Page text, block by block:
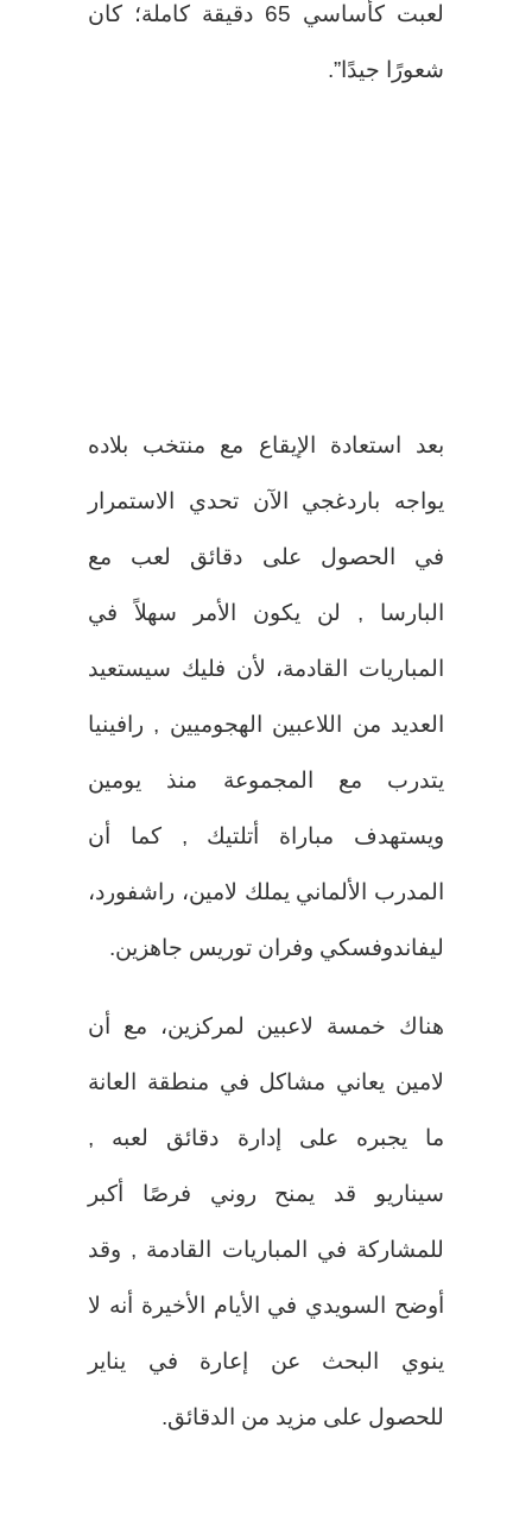
لعبت كأساسي 65 دقيقة كاملة؛ كان
شعورًا جيدًا”.
بعد استعادة الإيقاع مع منتخب بلاده
يواجه باردغجي الآن تحدي الاستمرار
في الحصول على دقائق لعب مع
البارسا , لن يكون الأمر سهلاً في
المباريات القادمة، لأن فليك سيستعيد
العديد من اللاعبين الهجوميين , رافينيا
يتدرب مع المجموعة منذ يومين
ويستهدف مباراة أتلتيك , كما أن
المدرب الألماني يملك لامين، راشفورد،
ليفاندوفسكي وفران توريس جاهزين.
هناك خمسة لاعبين لمركزين، مع أن
لامين يعاني مشاكل في منطقة العانة
ما يجبره على إدارة دقائق لعبه ,
سيناريو قد يمنح روني فرصًا أكبر
للمشاركة في المباريات القادمة , وقد
أوضح السويدي في الأيام الأخيرة أنه لا
ينوي البحث عن إعارة في يناير
للحصول على مزيد من الدقائق.